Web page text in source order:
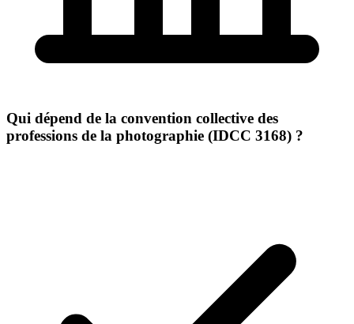
Qui dépend de la convention collective des
professions de la photographie (IDCC 3168) ?